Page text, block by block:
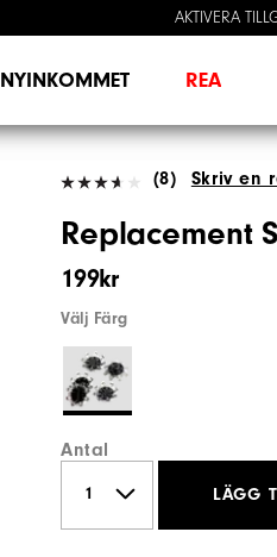
AKTIVERA
NYINKOMMET REA
(8) Skriv en
Replacement
199kr
Välj Färg
Antal
LÄGG